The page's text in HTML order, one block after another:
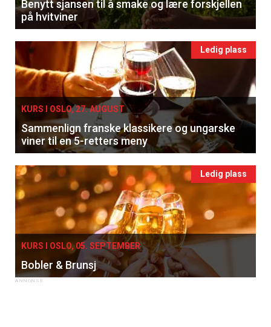
Benytt sjansen til å smake og lære forskjellen
på hvitviner
Ledig plass
KURS I OSLO, 27. AUGUST
Sammenlign franske klassikere og ungarske
viner til en 5-retters meny
Ledig plass
KURS I OSLO, 05. SEPTEMBER
Bobler & Brunsj